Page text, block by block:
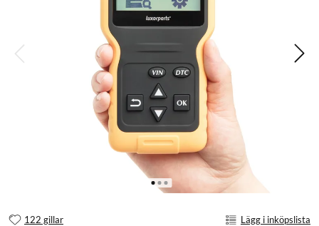
122 gillar Lägg i inköpslista